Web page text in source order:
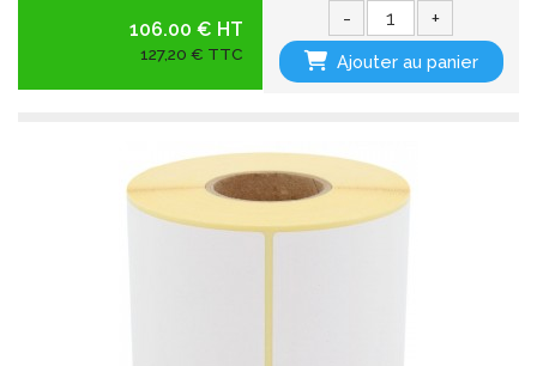
106.00 € HT
127,20 € TTC
- +
Ajouter au panier